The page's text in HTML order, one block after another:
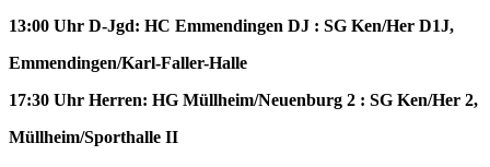
13:00 Uhr D-Jgd: HC Emmendingen DJ : SG Ken/Her D1J,
Emmendingen/Karl-Faller-Halle
17:30 Uhr Herren: HG Müllheim/Neuenburg 2 : SG Ken/Her 2,
Müllheim/Sporthalle II